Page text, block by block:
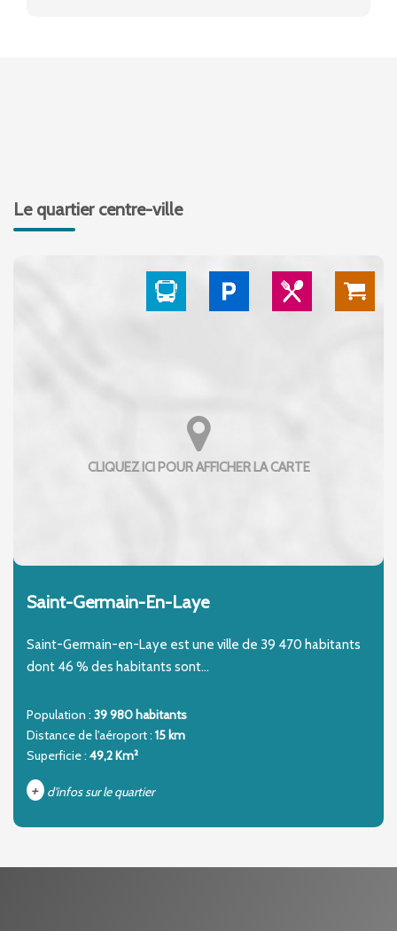
Le quartier centre-ville
Saint-Germain-En-Laye
Saint-Germain-en-Laye est une ville de 39 470 habitants
dont 46 % des habitants sont...
Population : 39 980 habitants
Distance de l'aéroport : 15 km
Superficie : 49,2 Km²
+ d'infos sur le quartier